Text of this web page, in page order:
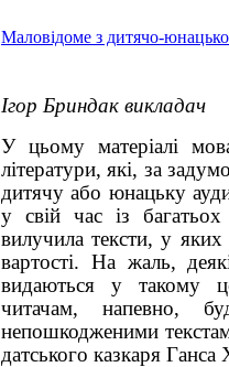
Маловідоме з дитячо-
Ігор Бриндак викладач
У цьому матеріалі
літератури, які, за
дитячу або юнацьку
у свій час із
вилучила тексти, у яких
вартості. На жаль,
видаються у такому
читачам, напевно,
непошкодженими
датського казкаря Ганса